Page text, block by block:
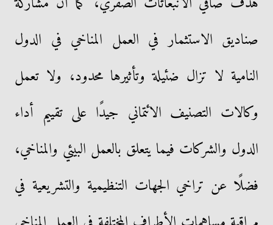
صناديق الاستثمار في العمل المناخي في الدول
النامية لا تزال ضئيلة وتأثيرها محدود، ولا تعمل
وكالات التصنيف الائتماني جيدًا على تقييم أداء
الدول والشركات فيما يتعلق بالعمل البيئي والمناخي،
فضلًا عن تراخي الجهات التنظيمية والتشريعية في